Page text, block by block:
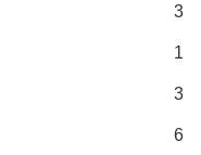
3
1
3
6